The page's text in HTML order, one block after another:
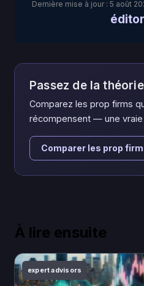
Dernière mise à jour : 5 août
Passez de la
Comparez les prop firms
récompensent — une
Comparer les prop
À lire ensuite
expert advisors